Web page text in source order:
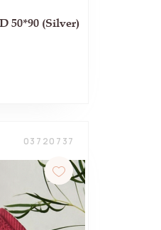
50*90 (Silver)
03720737